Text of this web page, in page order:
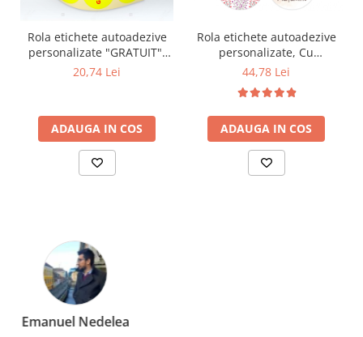
Rola etichete autoadezive
personalizate "GRATUIT",
diametru 40 mm, 1000
20,74 Lei
ADAUGA IN COS
Rola etichete autoadezive
personalizate, Cu
multumiri, diametru 40
44,78 Lei
ADAUGA IN COS